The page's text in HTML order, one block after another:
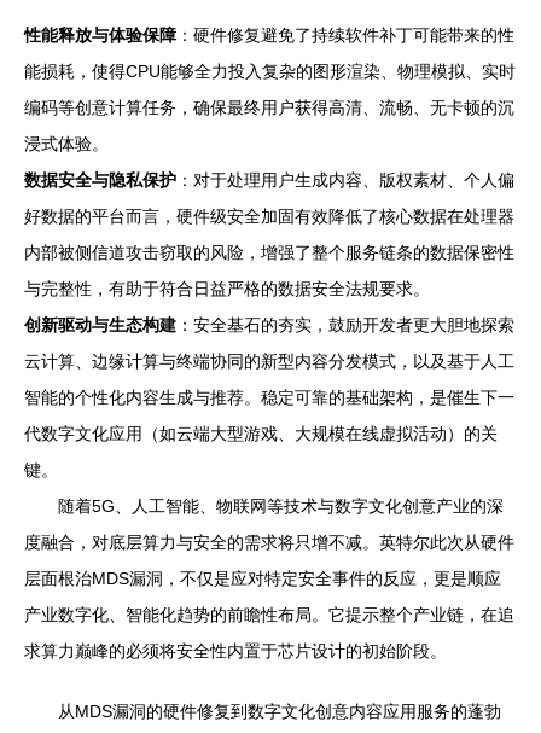
性能释放与体验保障 ：硬件修复避免了持续软件补丁可能带来的性
能损耗，使得CPU能够全力投入复杂的图形渲染、物理模拟、实时
编码等创意计算任务，确保最终用户获得高清、流畅、无卡顿的沉
浸式体验。
数据安全与隐私保护 ：对于处理用户生成内容、版权素材、个人偏
好数据的平台而言，硬件级安全加固有效降低了核心数据在处理器
内部被侧信道攻击窃取的风险，增强了整个服务链条的数据保密性
与完整性，有助于符合日益严格的数据安全法规要求。
创新驱动与生态构建 ：安全基石的夯实，鼓励开发者更大胆地探索
云计算、边缘计算与终端协同的新型内容分发模式，以及基于人工
智能的个性化内容生成与推荐。稳定可靠的基础架构，是催生下一
代数字文化应用（如云端大型游戏、大规模在线虚拟活动）的关
键。
随着5G、人工智能、物联网等技术与数字文化创意产业的深
度融合，对底层算力与安全的需求将只增不减。英特尔此次从硬件
层面根治MDS漏洞，不仅是应对特定安全事件的反应，更是顺应
产业数字化、智能化趋势的前瞻性布局。它提示整个产业链，在追
求算力巅峰的必须将安全性内置于芯片设计的初始阶段。
从MDS漏洞的硬件修复到数字文化创意内容应用服务的蓬勃